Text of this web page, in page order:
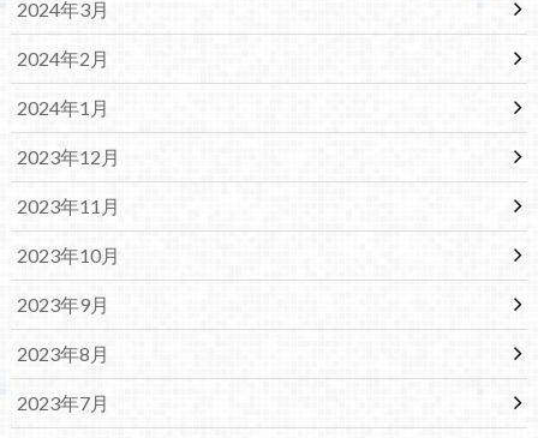
2024年3月
2024年2月
2024年1月
2023年12月
2023年11月
2023年10月
2023年9月
2023年8月
2023年7月